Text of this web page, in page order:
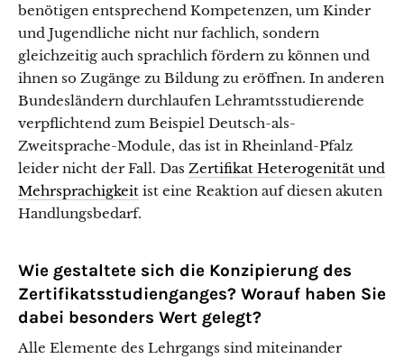
benötigen entsprechend Kompetenzen, um Kinder
und Jugendliche nicht nur fachlich, sondern
gleichzeitig auch sprachlich fördern zu können und
ihnen so Zugänge zu Bildung zu eröffnen. In anderen
Bundesländern durchlaufen Lehramtsstudierende
verpflichtend zum Beispiel Deutsch-als-
Zweitsprache-Module, das ist in Rheinland-Pfalz
leider nicht der Fall. Das Zertifikat Heterogenität und
Mehrsprachigkeit ist eine Reaktion auf diesen akuten
Handlungsbedarf.
Wie gestaltete sich die Konzipierung des
Zertifikatsstudienganges? Worauf haben Sie
dabei besonders Wert gelegt?
Alle Elemente des Lehrgangs sind miteinander